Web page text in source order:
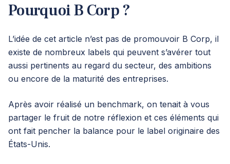
Pourquoi B Corp ?
L’idée de cet article n’est pas de promouvoir B Corp, il
existe de nombreux labels qui peuvent s’avérer tout
aussi pertinents au regard du secteur, des ambitions
ou encore de la maturité des entreprises.
Après avoir réalisé un benchmark, on tenait à vous
partager le fruit de notre réflexion et ces éléments qui
ont fait pencher la balance pour le label originaire des
États-Unis.